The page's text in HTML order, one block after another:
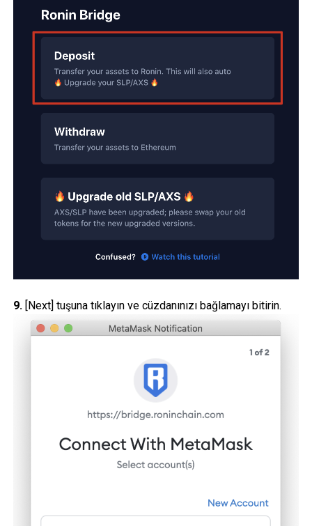
9. [Next] tuşuna tıklayın ve cüzdanınızı bağlamayı bitirin.